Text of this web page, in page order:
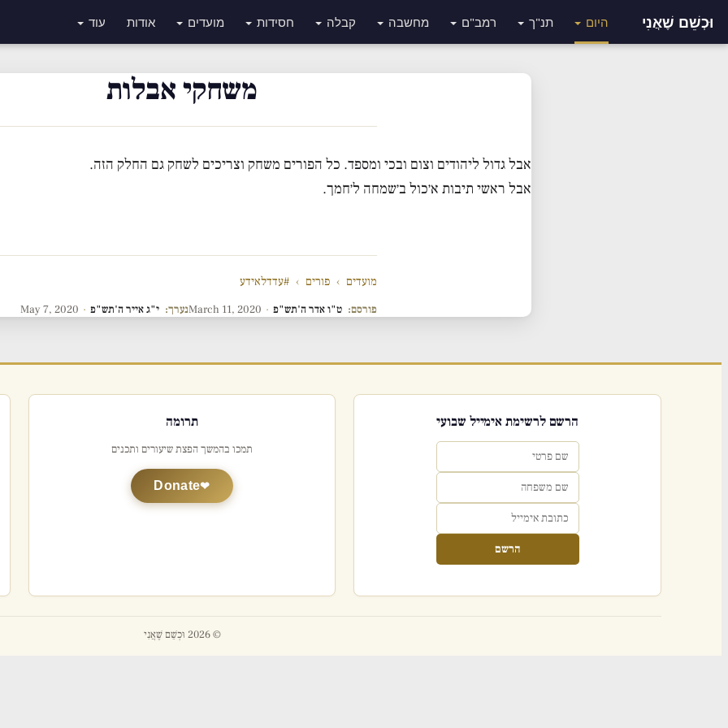
וּכְשֵׁם שֶׁאֲנִי היום תנ"ך רמב"ם מחשבה קבלה חסידות מועדים אודות עוד
משחקי אבלות
אבל גדול ליהודים וצום ובכי ומספד. כל הפורים משחק וצריכים לשחק גם החלק הזה.
אבל ראשי תיבות א׳כול ב׳שמחה ל׳חמך.
מועדים › פורים › #עדדלאידע
פורסם: ט"ו אדר ה'תש"פ ·
March 11, 2020נערך: י"ג אייר ה'תש"פ ·
May 7, 2020
הרשם לרשימת אימייל שבועי
הרשם
תרומה
תמכו בהמשך הפצת שיעורים ותכנים
Donate
© 2026 וּכְשֵׁם שֶׁאֲנִי